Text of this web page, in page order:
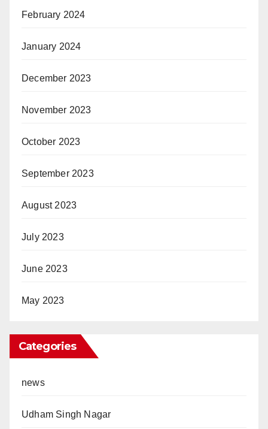
February 2024
January 2024
December 2023
November 2023
October 2023
September 2023
August 2023
July 2023
June 2023
May 2023
Categories
news
Udham Singh Nagar